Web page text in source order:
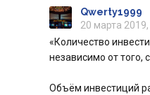
Qwerty1999
20 марта
«Количество
независимо от того,
Объём инвестиций